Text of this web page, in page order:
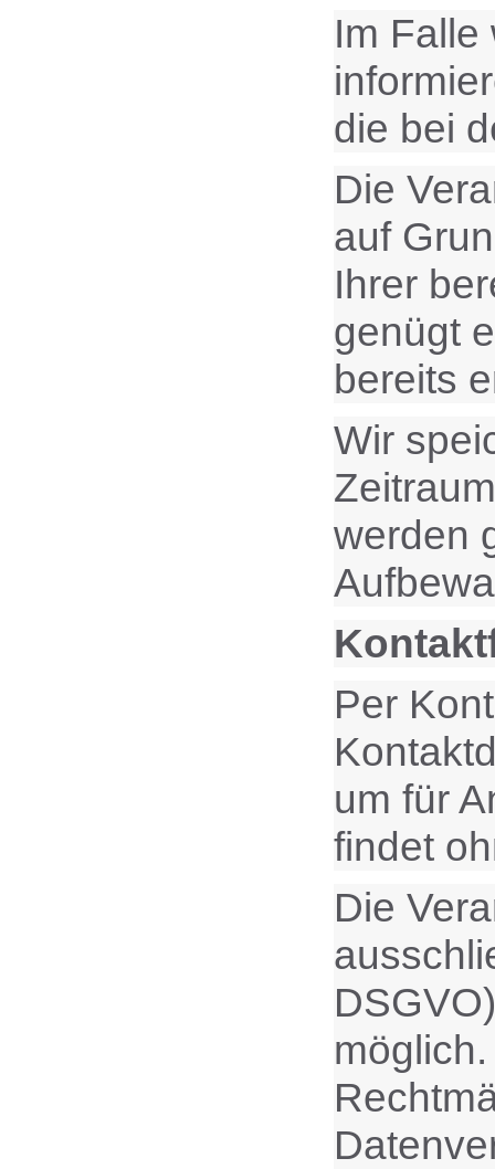
Im
die bei
Die
auf
Ihrer
genügt
bereits
Wir
werden
Per
um für
findet
Die